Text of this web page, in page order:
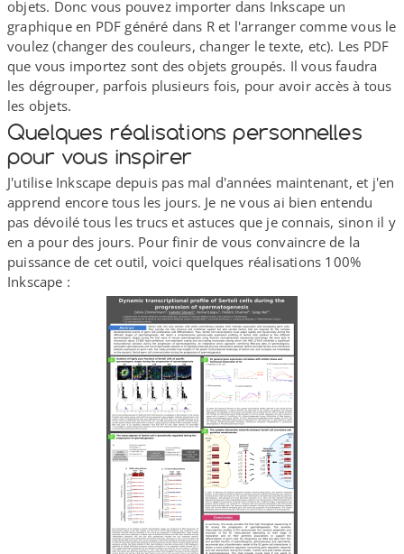
objets. Donc vous pouvez importer dans Inkscape un
graphique en PDF généré dans R et l'arranger comme vous le
voulez (changer des couleurs, changer le texte, etc). Les PDF
que vous importez sont des objets groupés. Il vous faudra
les dégrouper, parfois plusieurs fois, pour avoir accès à tous
les objets.
Quelques réalisations personnelles
pour vous inspirer
J'utilise Inkscape depuis pas mal d'années maintenant, et j'en
apprend encore tous les jours. Je ne vous ai bien entendu
pas dévoilé tous les trucs et astuces que je connais, sinon il y
en a pour des jours. Pour finir de vous convaincre de la
puissance de cet outil, voici quelques réalisations 100%
Inkscape :